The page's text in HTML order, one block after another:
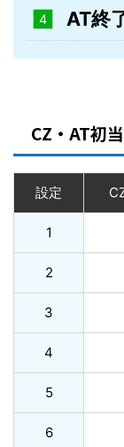
AT終
CZ・AT初
設定
1
2
3
4
5
6